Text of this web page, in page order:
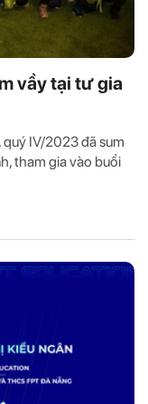
vầy tại tư gia
quý IV/2023 đã sum
tham gia vào buổi